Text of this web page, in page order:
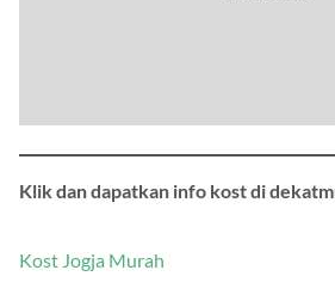
Klik dan dapatkan info kost di
Kost Jogja Murah